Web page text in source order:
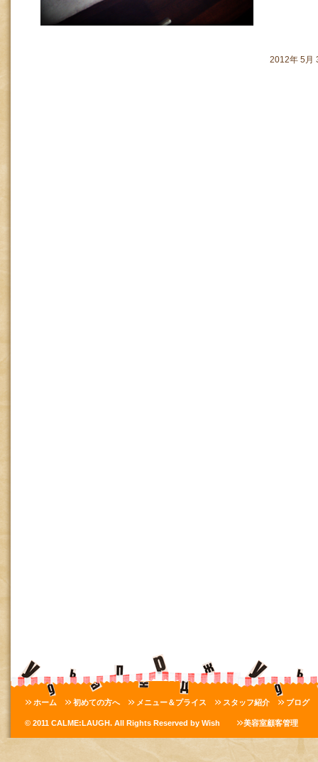
2012年 5月
ホーム 初めての方へ メニュー＆プライス スタッフ紹介 ブログ
© 2011 CALME:LAUGH. All Rights Reserved by Wish 美容室顧客管理